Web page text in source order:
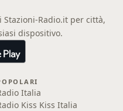
Radio.it per città,
dispositivo.
Italia
Kiss Kiss Italia